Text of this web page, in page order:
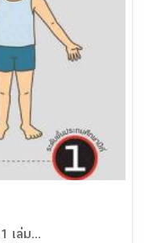
เล่ม...